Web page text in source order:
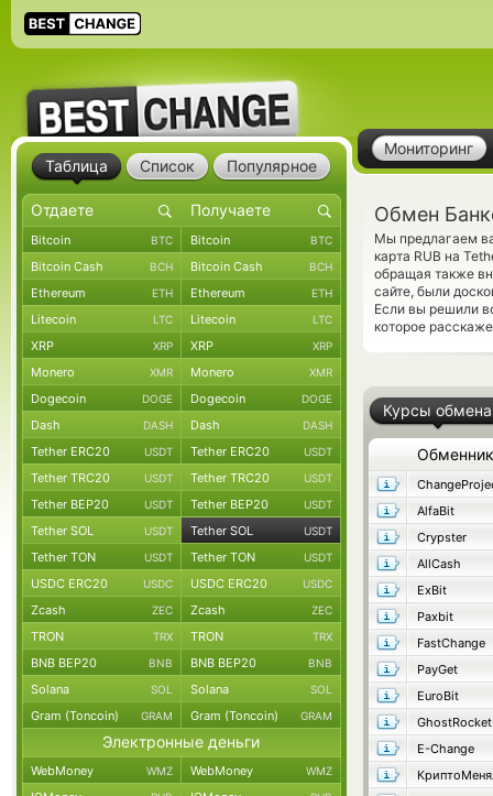
Мониторинг
Обмен
Мы предлагаем
карта RUB на
обращая также
сайте, были
Если вы решили
которое
Курсы обмена
Обменник
AlfaBit
Crypster
AllCash
ExBit
Paxbit
FastChange
PayGet
EuroBit
GhostRocket
E-Change
Таблица Список Популярное
Bitcoin BTC Bitcoin BTC
Bitcoin Cash BCH Bitcoin Cash BCH
Ethereum ETH Ethereum ETH
Litecoin LTC Litecoin LTC
XRP XRP XRP XRP
Monero XMR Monero XMR
Dogecoin DOGE Dogecoin DOGE
Dash DASH Dash DASH
Tether ERC20 USDT Tether ERC20 USDT
Tether TRC20 USDT Tether TRC20 USDT
Tether BEP20 USDT Tether BEP20 USDT
Tether SOL USDT Tether SOL USDT
Tether TON USDT Tether TON USDT
USDC ERC20 USDC USDC ERC20 USDC
Zcash ZEC Zcash ZEC
TRON TRX TRON TRX
BNB BEP20 BNB BNB BEP20 BNB
Solana SOL Solana SOL
Gram (Toncoin) GRAM Gram (Toncoin) GRAM
Электронные деньги
WebMoney WMZ WebMoney WMZ